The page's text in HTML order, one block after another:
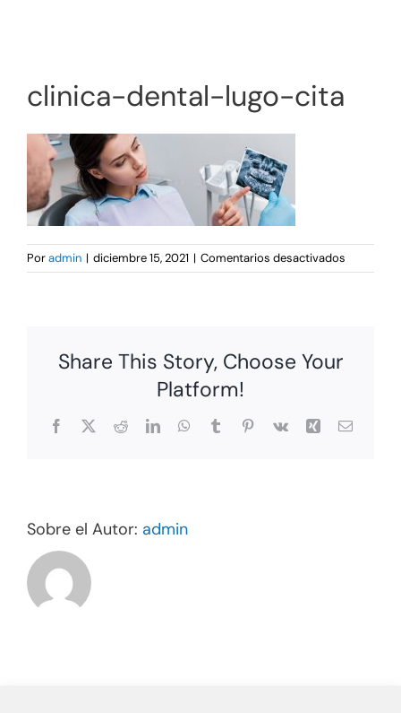
clinica-dental-lugo-cita
Poradmin | diciembre 15, 2021 | Comentarios desactivados
clinica-
Share This Story, Choose Your
Platform!
Facebook
X RedditLinkedInWhatsApp
TumblrPinterest
Vk Xing Correo
Sobre el Autor: admin